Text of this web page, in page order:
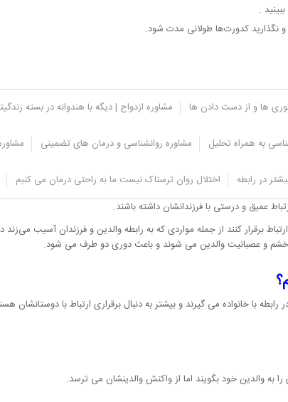
.
نگذارید کدورت‌ها طولانی مدت شود.
ها و از دست دادن ها مشاوره ازدواج | دیگه با هندوانه در بسته
به همراه تحلیل مشاوره روانشناسی و درمان های تضمینی
در رابطه اختلال روان ترسناک نیست ما به راحتی درمان می کنیم
موثر با فرزندان خود برقرار کنند و بیشتر اختلافات والدین با فرزندان بر سر
عمیق و درستی با فرزندانشان داشته باشند.
برقرار کنند از جمله مواردی که به رابطه والدین و فرزندان آسیب
خشم و عصبانیت والدین می شوند و باعث دوری دو طرف می شود.
با خانواده می گیرند و بیشتر به دنبال برقراری ارتباط با دوستانشان
به والدین خود بگویند اما از واکنش والدینشان می ترسد.